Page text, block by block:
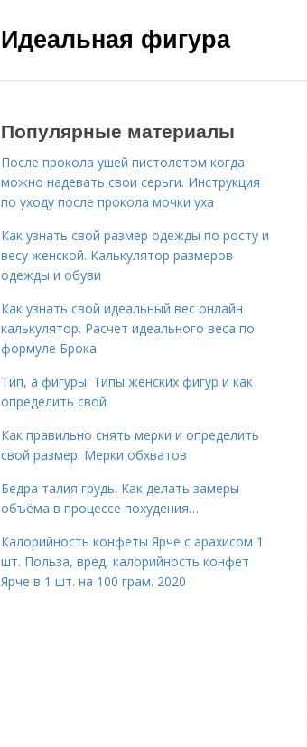
Идеальная фигура
Популярные материалы
После прокола ушей пистолетом когда
можно надевать свои серьги. Инструкция
по уходу после прокола мочки уха
Как узнать свой размер одежды по росту и
весу женской. Калькулятор размеров
одежды и обуви
Как узнать свой идеальный вес онлайн
калькулятор. Расчет идеального веса по
формуле Брока
Тип, а фигуры. Типы женских фигур и как
определить свой
Как правильно снять мерки и определить
свой размер. Мерки обхватов
Бедра талия грудь. Как делать замеры
объёма в процессе похудения…
Калорийность конфеты Ярче с арахисом 1
шт. Польза, вред, калорийность конфет
Ярче в 1 шт. на 100 грам. 2020